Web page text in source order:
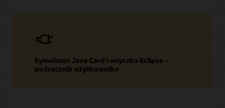
Symulator Java Card i wtyczka Eclipse -
podręcznik użytkownika